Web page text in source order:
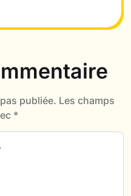
publiée. Les champs
*